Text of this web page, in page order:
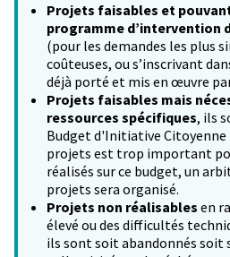
Projets faisables et
programme d’intervention
(pour les demandes les plus
coûteuses, ou s’inscrivant
déjà porté et mis en œuvre
Projets faisables mais
ressources spécifiques, ils
Budget d'Initiative Citoyenne
projets est trop important
réalisés sur ce budget, un
projets sera organisé.
Projets non réalisables en
élevé ou des difficultés
ils sont soit abandonnés soit